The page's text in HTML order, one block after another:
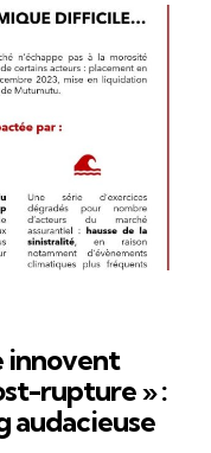
innovent
rupture » :
audacieuse